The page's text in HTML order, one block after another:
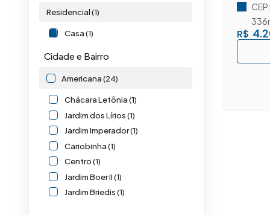
Residencial (1)
Casa (1)
Cidade e Bairro
Americana (24)
Chácara Letônia (1)
Jardim dos Lírios (1)
Jardim Imperador (1)
Cariobinha (1)
Centro (1)
Jardim Boer II (1)
Jardim Briedis (1)
R$